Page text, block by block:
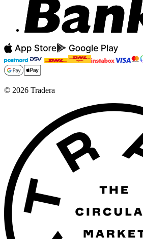
© 2026 Tradera